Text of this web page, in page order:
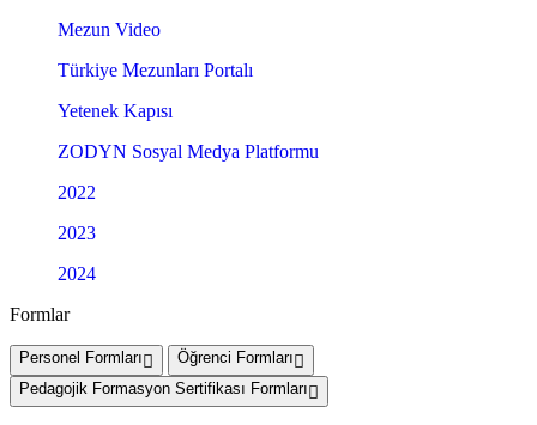
Mezun Video
Türkiye Mezunları Portalı
Yetenek Kapısı
ZODYN Sosyal Medya Platformu
2022
2023
2024
Formlar
Personel Formları
Öğrenci Formları
Pedagojik Formasyon Sertifikası Formları